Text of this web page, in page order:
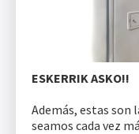
ESKERRIK ASKO!!
Además, estas son
seamos cada vez